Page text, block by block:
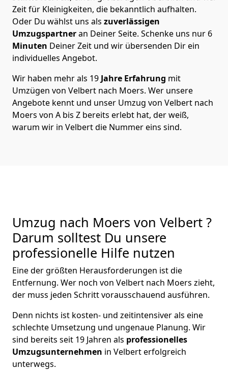
Zeit für Kleinigkeiten, die bekanntlich aufhalten.
Oder Du wählst uns als zuverlässigen
Umzugspartneran Deiner Seite. Schenke uns nur 6
Minuten Deiner Zeit und wir übersenden Dir ein
individuelles Angebot.
Wir haben mehr als 19 Jahre Erfahrung mit
Umzügen von Velbert nach Moers. Wer unsere
Angebote kennt und unser Umzug von Velbert nach
Moers von A bis Z bereits erlebt hat, der weiß,
warum wir in Velbert die Nummer eins sind.
Umzug nach Moers von Velbert ?
Darum solltest Du unsere
professionelle Hilfe nutzen
Eine der größten Herausforderungen ist die
Entfernung. Wer noch von Velbert nach Moers zieht,
der muss jeden Schritt vorausschauend ausführen.
Denn nichts ist kosten- und zeitintensiver als eine
schlechte Umsetzung und ungenaue Planung. Wir
sind bereits seit 19 Jahren als professionelles
Umzugsunternehmen in Velbert erfolgreich
unterwegs.